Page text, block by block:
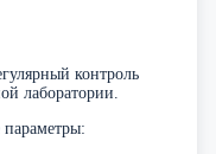
контроль
лаборатории.